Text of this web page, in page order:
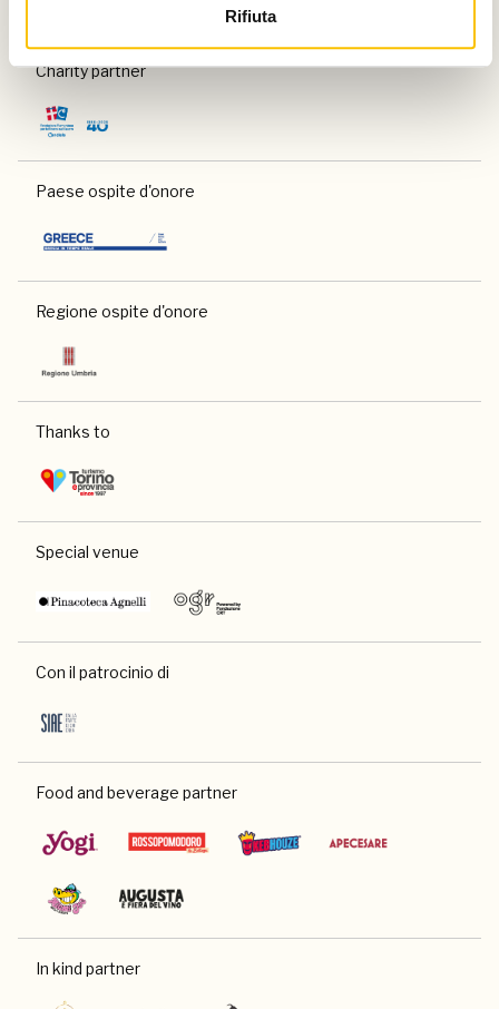
Rifiuta
Charity partner
Paese ospite d'onore
Regione ospite d'onore
Thanks to
Special venue
Con il patrocinio di
Food and beverage partner
In kind partner